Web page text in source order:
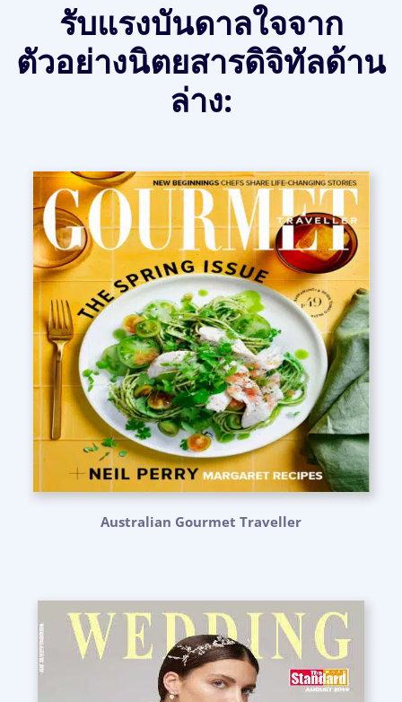
รับแรงบันดาลใจจาก
ตัวอย่างนิตยสารดิจิทัลด้าน
ล่าง:
Australian Gourmet Traveller